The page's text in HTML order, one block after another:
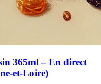
365ml – En direct
et-Loire)